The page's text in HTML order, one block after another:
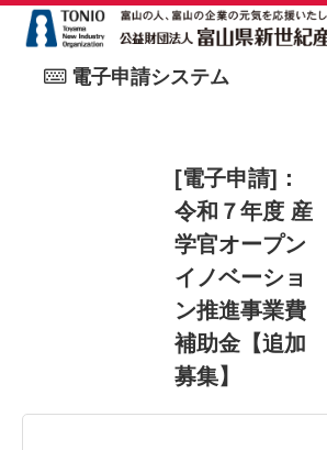
電子申請システム
[電子申請]：
令和７年度 産
学官オープン
イノベーショ
ン推進事業費
補助金【追加
募集】